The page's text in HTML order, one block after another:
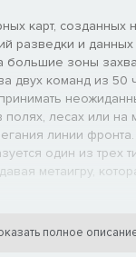
карт, созданных
разведки и данных
большие зоны
двух команд из 50
полях, лесах или на
линии
один из трех
метаигру,
полное